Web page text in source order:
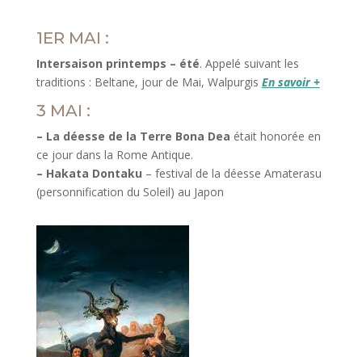
1ER MAI :
Intersaison printemps – été. Appelé suivant les
traditions : Beltane, jour de Mai, Walpurgis En savoir +
3 MAI :
– La déesse de la Terre Bona Dea était honorée en
ce jour dans la Rome Antique.
– Hakata Dontaku – festival de la déesse Amaterasu
(personnification du Soleil) au Japon